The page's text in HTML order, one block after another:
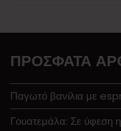
ΠΡΌΣΦΑΤΑ
Παγωτό βανίλια με
Γουατεμάλα: Σε ύφεση η